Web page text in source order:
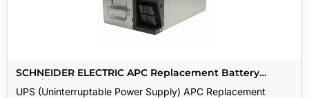
SCHNEIDER ELECTRIC APC Replacement Battery
Cartridge 143
UPS (Uninterruptable Power Supply) APC Replacement